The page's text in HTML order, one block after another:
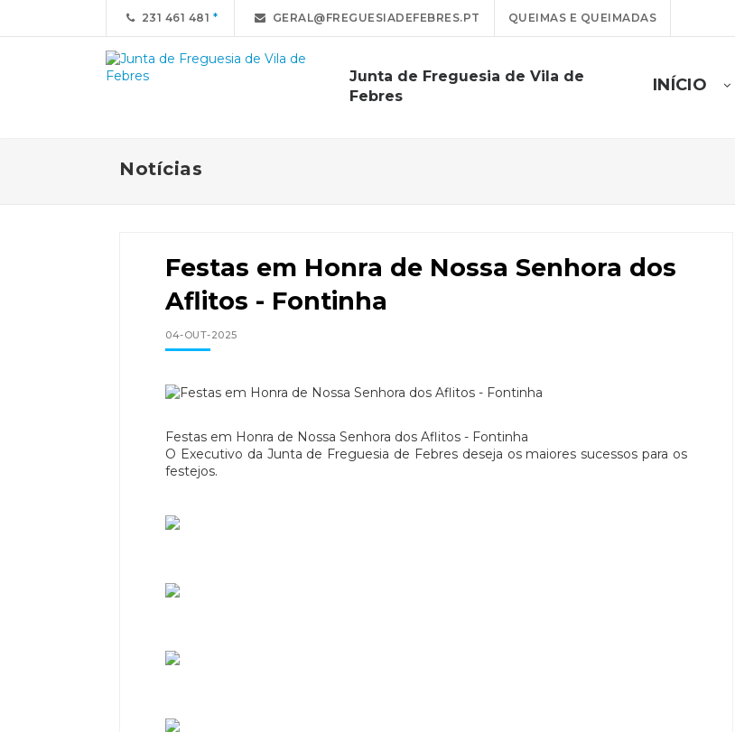
231 461 481 GERAL@FREGUESIADEFEBRES.PT QUEIMAS E QUEIMADAS
Junta de Freguesia de Vila de
Febres
INÍCIO
Notícias
Festas em Honra de Nossa Senhora dos
Aflitos - Fontinha
04-OUT-2025
Festas em Honra de Nossa Senhora dos Aflitos - Fontinha
O Executivo da Junta de Freguesia de Febres deseja os maiores sucessos para os
festejos.